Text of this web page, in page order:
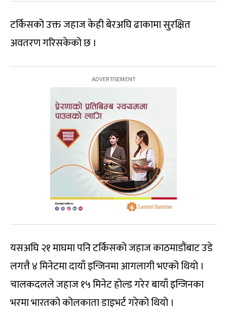
टर्किसको उक्त जहाज केही बेरअघि ढाकामा सुरक्षित
अवतरण गरिसकेको छ ।
यसअघि २१ माघमा पनि टर्किसको जहाज काठमाडौंबाट उडे
लगत्तै ४ मिनेटमा दायाँ इन्जिनमा आगलागी भएको थियो ।
चालकदलले जहाज १५ मिनेट होल्ड गरेर बायाँ इन्जिनका
भरमा भारतको कोलकाता डाइभर्ट गरेको थियो ।